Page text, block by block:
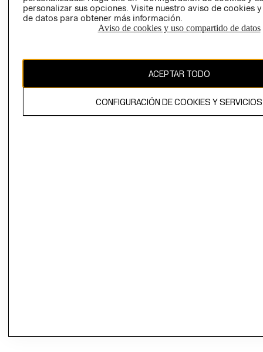
CAMBIAR REGIÓN
propiedad de H&M Hennes & Mauritz AB.
personalizar sus opciones. Visite nuestro aviso de cookies
de datos para obtener más información.
Aviso de cookies y uso compartido de datos
ACEPTAR TODO
CONFIGURACIÓN DE COOKIES Y SERVICIOS